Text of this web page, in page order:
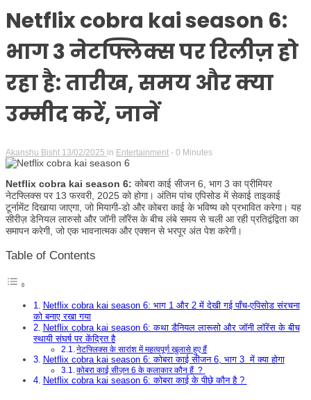
Netflix cobra kai season 6:
भाग 3 नेटफ्लिक्स पर रिलीज़ हो
रहा है: तारीख, समय और क्या
उम्मीद करें, जानें
Akanshu Bisht 13/02/2025 in Entertainment - 0 Minutes
Netflix cobra kai season 6: कोबरा काई सीजन 6, भाग 3 का प्रीमियर
नेटफ्लिक्स पर 13 फरवरी, 2025 को होगा। अंतिम पांच एपिसोड में सेकाई ताइकाई
टूर्नामेंट दिखाया जाएगा, जो मियागी-डो और कोबरा काई के भविष्य को प्रभावित करेगा। यह
सीरीज़ डेनियल लारुसो और जॉनी लॉरेंस के बीच लंबे समय से चली आ रही प्रतिद्वंद्विता का
समापन करेगी, जो एक भावनात्मक और एक्शन से भरपूर अंत पेश करेगी।
Table of Contents
Netflix cobra kai season 6: भाग 1 और 2 में देखी गई पाँच-एपिसोड संरचना
को बनाए रखा गया
Netflix cobra kai season 6: कथा डैनियल लारूसो और जॉनी लॉरेंस के बीच
स्थायी संघर्ष पर केंद्रित है
नेटफ्लिक्स के सारांश में महत्वपूर्ण खुलासे हुए हैं
Netflix cobra kai season 6: कोबरा काई सीजन 6, भाग 3 में क्या होगा
कोबरा काई सीज़न 6 के कलाकार कौन हैं ?
Netflix cobra kai season 6: कोबरा काई के पीछे कौन है ?